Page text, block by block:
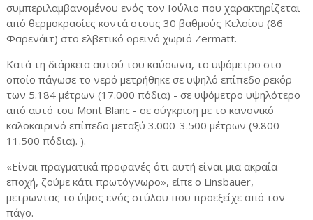
συμπεριλαμβανομένου ενός τον Ιούλιο που χαρακτηρίζεται
από θερμοκρασίες κοντά στους 30 βαθμούς Κελσίου (86
Φαρενάιτ) στο ελβετικό ορεινό χωριό Zermatt.
Κατά τη διάρκεια αυτού του καύσωνα, το υψόμετρο στο
οποίο πάγωσε το νερό μετρήθηκε σε υψηλό επίπεδο ρεκόρ
των 5.184 μέτρων (17.000 πόδια) - σε υψόμετρο υψηλότερο
από αυτό του Mont Blanc - σε σύγκριση με το κανονικό
καλοκαιρινό επίπεδο μεταξύ 3.000-3.500 μέτρων (9.800-
11.500 πόδια). ).
«Είναι πραγματικά προφανές ότι αυτή είναι μια ακραία
εποχή, ζούμε κάτι πρωτόγνωρο», είπε ο Linsbauer,
μετρωντας το ύψος ενός στύλου που προεξείχε από τον
πάγο.